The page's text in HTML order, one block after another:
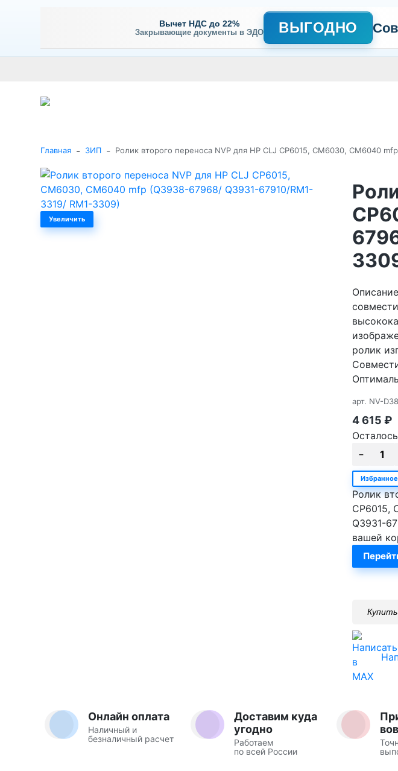
Вычет НДС до 22%
Закрывающие документы в ЭДО ВЫГОДНО
Главная - ЗИП - Ролик второго переноса NVP для HP CLJ CP6015, CM6030, CM6040
Увеличить
ролик
арт. NV-
4 615 ₽
Избранное
Ролик
CP6015,
Q3931-
вашей
Купить
Онлайн оплата
Наличный и
безналичный расчет
Доставим куда
угодно
Работаем
по всей России